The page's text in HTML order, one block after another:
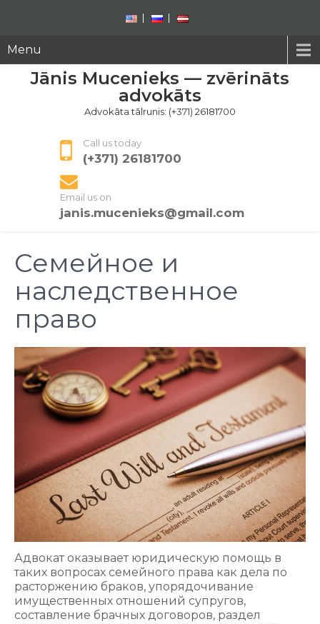
Menu
Jānis Mucenieks — zvērināts
advokāts
Advokāta tālrunis: (+371) 26181700
Call us today
(+371) 26181700
Email us on
janis.mucenieks@gmail.com
Семейное и
наследственное
право
Адвокат оказывает юридическую помощь в
таких вопросах семейного права как дела по
расторжению браков, упорядочивание
имущественных отношений супругов,
составление брачных договоров, раздел